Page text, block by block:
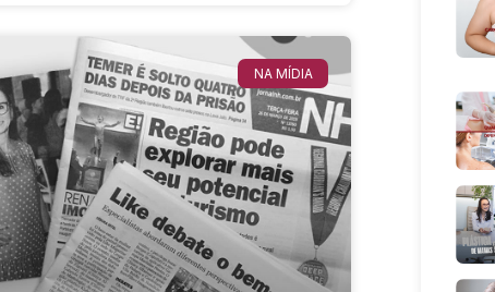
NA MÍDIA